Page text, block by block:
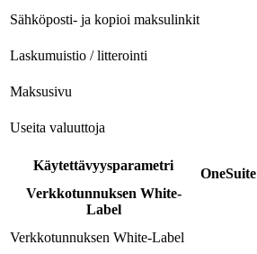
Sähköposti- ja kopioi maksulinkit
Laskumuistio / litterointi
Maksusivu
Useita valuuttoja
Käytettävyysparametri
OneSuite
Verkkotunnuksen White-
Label
Verkkotunnuksen White-Label